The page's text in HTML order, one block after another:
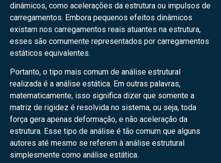
dinâmicos, como acelerações da estrutura ou impulsos de
carregamentos. Embora pequenos efeitos dinâmicos
existam nos carregamentos reais atuantes na estrutura,
esses são comumente representados por carregamentos
estáticos equivalentes.
Portanto, o tipo mais comum de análise estrutural
realizada é a análise estática. Em outras palavras,
matematicamente, isso significa dizer que somente a
matriz de rigidez é resolvida no sistema, ou seja, toda
força gera apenas deformação, e não aceleração da
estrutura. Esse tipo de análise é tão comum que alguns
autores até mesmo se referem à análise estrutural
simplesmente como análise estática.